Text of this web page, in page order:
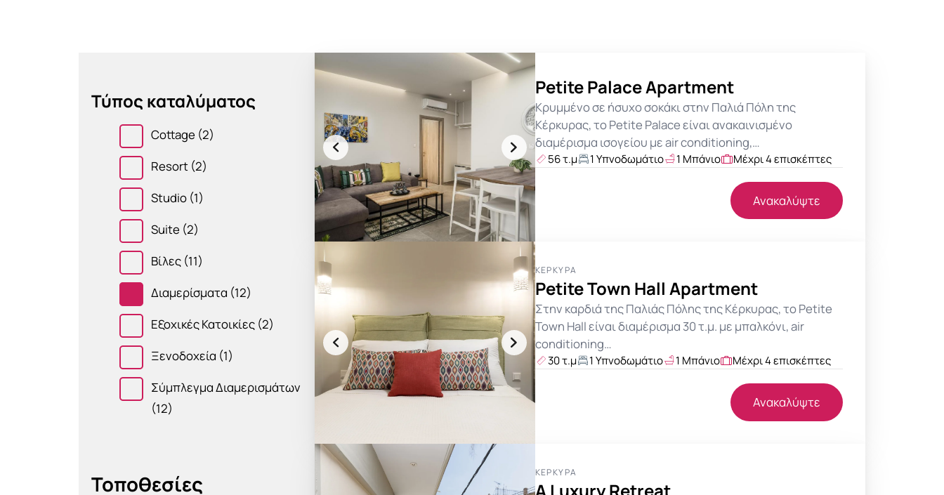
Τύπος καταλύματος
Cottage (2)
Resort (2)
Studio (1)
Suite (2)
Βίλες (11)
Διαμερίσματα (12)
Εξοχικές Κατοικίες (2)
Ξενοδοχεία (1)
Σύμπλεγμα Διαμερισμάτων
(12)
Τοποθεσίες
Petite Palace Apartment
Κρυμμένο σε ήσυχο σοκάκι στην Παλιά Πόλη της
Κέρκυρας, το Petite Palace είναι ανακαινισμένο
διαμέρισμα ισογείου με air conditioning,…
56 τ.μ 1 Υπνοδωμάτιο 1 Μπάνιο Μέχρι 4 επισκέπτες
Ανακαλύψτε
ΚΈΡΚΥΡΑ
Petite Town Hall Apartment
Στην καρδιά της Παλιάς Πόλης της Κέρκυρας, το Petite
Town Hall είναι διαμέρισμα 30 τ.μ. με μπαλκόνι, air
conditioning…
30 τ.μ 1 Υπνοδωμάτιο 1 Μπάνιο Μέχρι 4 επισκέπτες
Ανακαλύψτε
ΚΈΡΚΥΡΑ
A Luxury Retreat